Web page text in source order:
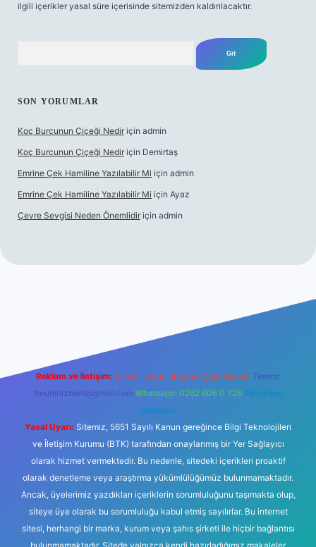
ilgili içerikler yasal süre içerisinde sitemizden kaldırılacaktır.
SON YORUMLAR
Koç Burcunun Çiçeği Nedir için admin
Koç Burcunun Çiçeği Nedir için Demirtaş
Emrine Çek Hamiline Yazılabilir Mi için admin
Emrine Çek Hamiline Yazılabilir Mi için Ayaz
Çevre Sevgisi Neden Önemlidir için admin
Reklam ve İletişim: E-mail: backlinkpaneli@gmail.com Teams:
forumhizmeti@gmail.com Whatsapp: 0262 606 0 726 Telegram:
@karabul
Yasal Uyarı: Sitemiz, 5651 Sayılı Kanun gereğince Bilgi Teknolojileri
ve İletişim Kurumu (BTK) tarafından onaylanmış bir Yer Sağlayıcı
olarak hizmet vermektedir. Bu nedenle, sitedeki içerikleri proaktif
olarak denetleme veya araştırma yükümlülüğümüz bulunmamaktadır.
Ancak, üyelerimiz yazdıkları içeriklerin sorumluluğunu taşımakta olup,
siteye üye olarak bu sorumluluğu kabul etmiş sayılırlar. Bu internet
sitesi, herhangi bir marka, kurum veya şahıs şirketi ile hiçbir bağlantısı